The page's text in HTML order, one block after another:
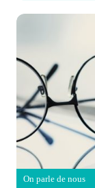
On parle de nous